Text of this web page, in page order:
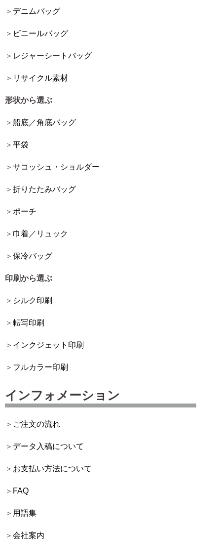
デニムバッグ
ビニールバッグ
レジャーシートバッグ
リサイクル素材
形状から選ぶ
船底／角底バッグ
平袋
サコッシュ・ショルダー
折りたたみバッグ
ポーチ
巾着／リュック
保冷バッグ
印刷から選ぶ
シルク印刷
転写印刷
インクジェット印刷
フルカラー印刷
インフォメーション
ご注文の流れ
データ入稿について
お支払い方法について
FAQ
用語集
会社案内